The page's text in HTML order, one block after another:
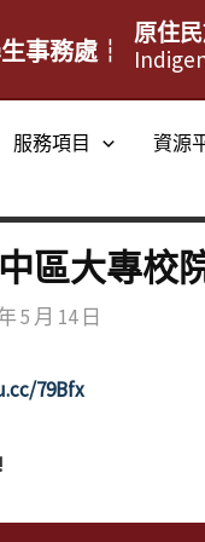
事務處┆
原住
服務項目 資源
區大專校
5 月 14 日
79Bfx